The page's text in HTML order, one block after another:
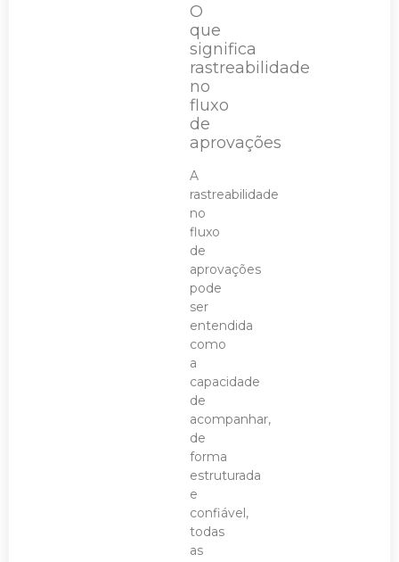
O
que
significa
rastreabilidade
no
fluxo
de
aprovações
A
rastreabilidade
no
fluxo
de
aprovações
pode
ser
entendida
como
a
capacidade
de
acompanhar,
de
forma
estruturada
e
confiável,
todas
as